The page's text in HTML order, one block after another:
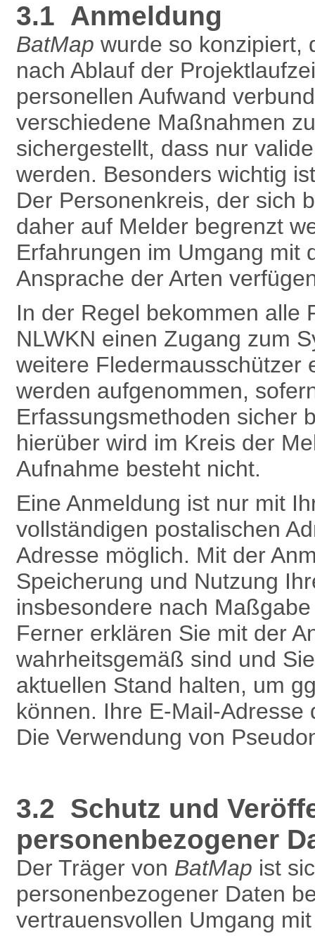
3.1 Anmeldung
BatMap wurde so konzipiert,
nach Ablauf der
personellen Aufwand
verschiedene Maßnahmen
sichergestellt, dass nur
werden. Besonders wichtig
Der Personenkreis, der sich
daher auf Melder begrenzt
Erfahrungen im Umgang mit
Ansprache der Arten
In der Regel bekommen alle
NLWKN einen Zugang zum
weitere Fledermausschützer
werden aufgenommen,
Erfassungsmethoden sicher
hierüber wird im Kreis der
Aufnahme besteht nicht.
Eine Anmeldung ist nur mit
vollständigen postalischen
Adresse möglich. Mit der
Speicherung und Nutzung
insbesondere nach
Ferner erklären Sie mit der
wahrheitsgemäß sind und
aktuellen Stand halten, um
können. Ihre E-Mail-
Die Verwendung von
3.2 Schutz und
personenbezogener
Der Träger von BatMap ist
personenbezogener Daten
vertrauensvollen Umgang